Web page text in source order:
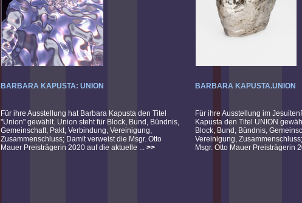
BARBARA KAPUSTA: UNION
Für ihre Ausstellung hat Barbara Kapusta den Titel
"Union" gewählt. Union steht für Block, Bund, Bündnis,
Gemeinschaft, Pakt, Verbindung, Vereinigung,
Zusammenschluss; Damit verweist die Msgr. Otto
Mauer Preisträgerin 2020 auf die aktuelle ... >>
BARBARA KAPUSTA.UNION
Für ihre Ausstellung im
Kapusta den Titel UNION
Block, Bund, Bündnis,
Vereinigung,
Msgr. Otto Mauer Preisträgerin